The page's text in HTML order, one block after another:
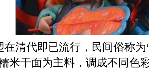
代即已流行，民间俗称为“
米干面为主料，调成不同色